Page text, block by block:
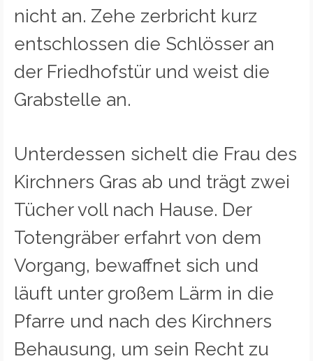
nicht an. Zehe zerbricht kurz
entschlossen die Schlösser an
der Friedhofstür und weist die
Grabstelle an.
Unterdessen sichelt die Frau des
Kirchners Gras ab und trägt zwei
Tücher voll nach Hause. Der
Totengräber erfahrt von dem
Vorgang, bewaffnet sich und
läuft unter großem Lärm in die
Pfarre und nach des Kirchners
Behausung, um sein Recht zu